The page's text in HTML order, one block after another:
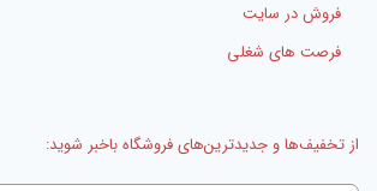
فروش در سایت
فرصت های شغلی
از تخفیف‌ها و جدیدترین‌های فروشگاه باخبر شوید: